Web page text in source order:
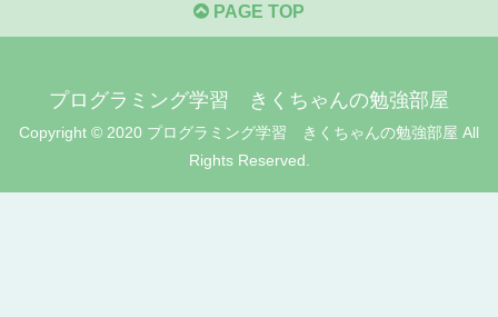
PAGE TOP
プログラミング学習 きくちゃんの勉強部屋
Copyright © 2020 プログラミング学習 きくちゃんの勉強部屋 All
Rights Reserved.